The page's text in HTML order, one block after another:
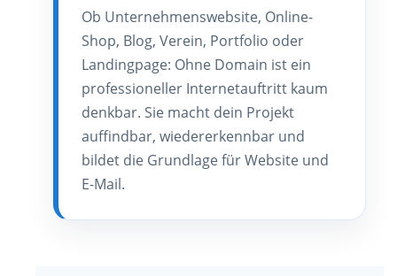
Ob Unternehmenswebsite, Online-
Shop, Blog, Verein, Portfolio oder
Landingpage: Ohne Domain ist ein
professioneller Internetauftritt kaum
denkbar. Sie macht dein Projekt
auffindbar, wiedererkennbar und
bildet die Grundlage für Website und
E-Mail.